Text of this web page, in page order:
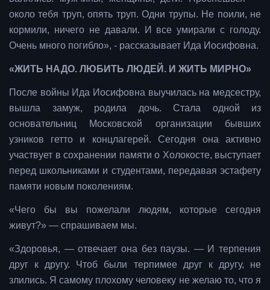
около тебя труп, опять труп. Одни трупы. Не поили, не
кормили, ничего не давали. И все умирали с голоду.
Очень много погибло», - рассказывает Ида Иосифовна.
«ЖИТЬ НАДО. ЛЮБИТЬ ЛЮДЕЙ. И ЖИТЬ МИРНО»
После войны Ида Иосифовна выучилась на медсестру,
вышла замуж, родила дочь. Стала одной из
основательниц Московской организации бывших
узников гетто и концлагерей. Сегодня она активно
участвует в сохранении памяти о Холокосте, выступает
перед школьниками и студентами, передавая эстафету
памяти новым поколениям.
«Чего бы вы пожелали людям, которые сегодня
живут?» — спрашиваем мы.
«Здоровья, — отвечает она без паузы. — И терпения
друг к другу. Чтоб были терпимее друг к другу, не
злились. Я самому плохому человеку не желаю то, что я